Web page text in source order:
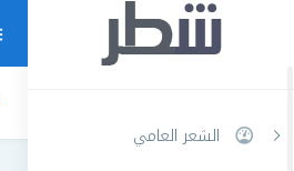
الشعر العامي